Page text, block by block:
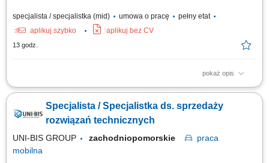
specjalista / specjalistka (mid) umowa o pracę
pełny etat
aplikuj szybko
aplikuj bez CV
13 godz.
pokaż opis
Kogo szukamy: Poszukujemy Specjalisty/Specjalistki ds. Maszyn
zagadnieniami technicznymi. Zadania: Zarządzanie ofertą maszyn
używanych – analiza, wycena, comiesięczna aktualizacja oferty;
Specjalista / Specjalistka ds. sprzedaży
rozwiązań technicznych
UNI-BIS GROUP zachodniopomorskie
praca
mobilna